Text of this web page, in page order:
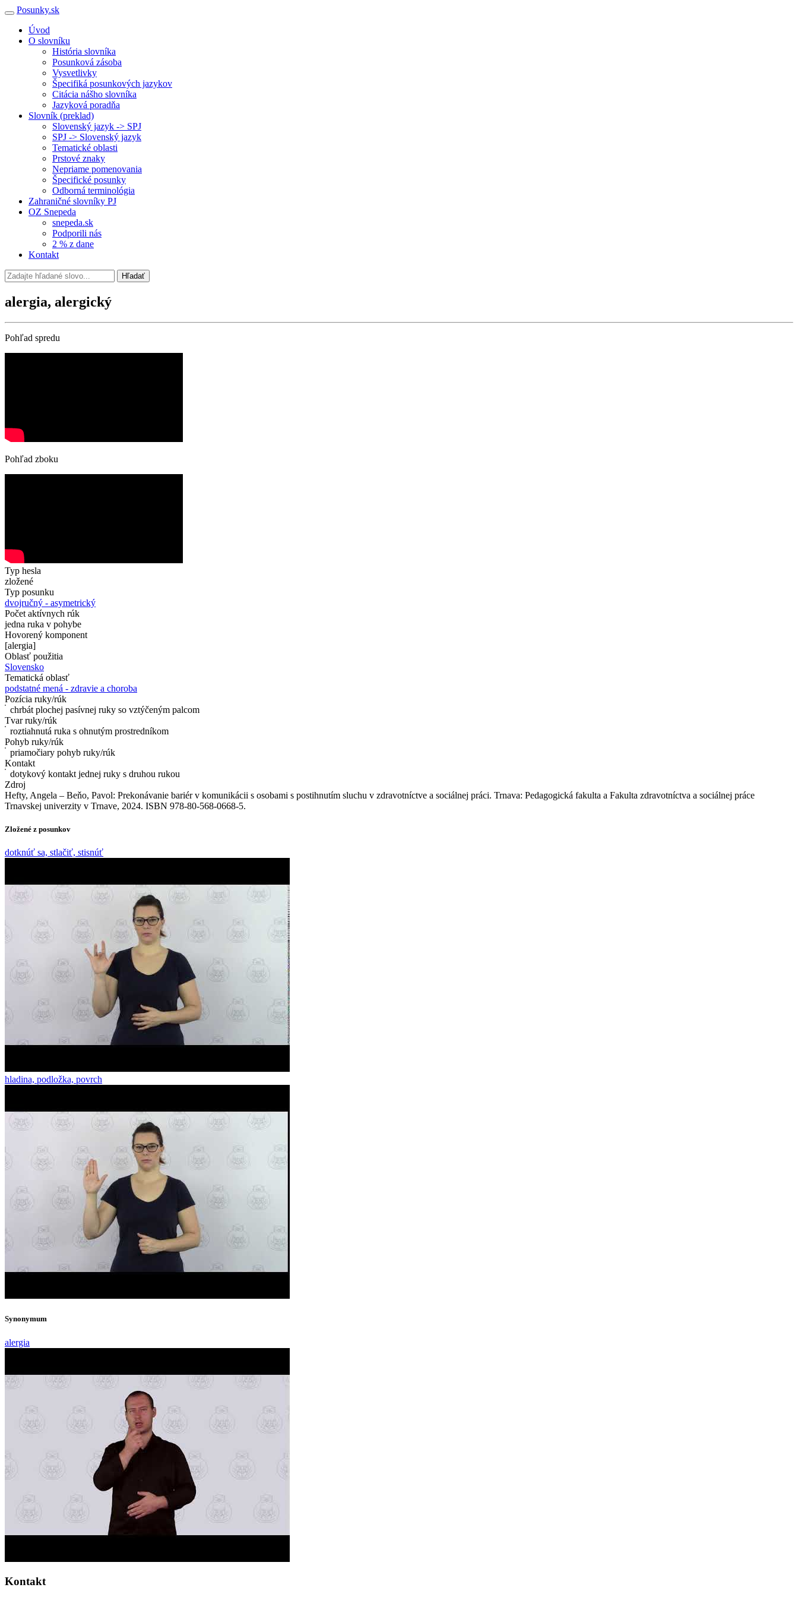
Posunky.sk
Úvod
O slovníku
História slovníka
Posunková zásoba
Vysvetlivky
Špecifiká posunkových jazykov
Citácia nášho slovníka
Jazyková poradňa
Slovník (preklad)
Slovenský jazyk -> SPJ
SPJ -> Slovenský jazyk
Tematické oblasti
Prstové znaky
Nepriame pomenovania
Špecifické posunky
Odborná terminológia
Zahraničné slovníky PJ
OZ Snepeda
snepeda.sk
Podporili nás
2 % z dane
Kontakt
Hľadať
alergia, alergický
Pohľad spredu
Pohľad zboku
Typ hesla
zložené
Typ posunku
dvojručný - asymetrický
Počet aktívnych rúk
jedna ruka v pohybe
Hovorený komponent
[alergia]
Oblasť použitia
Slovensko
Tematická oblasť
podstatné mená - zdravie a choroba
Pozícia ruky/rúk
chrbát plochej pasívnej ruky so vztýčeným palcom
Tvar ruky/rúk
roztiahnutá ruka s ohnutým prostredníkom
Pohyb ruky/rúk
priamočiary pohyb ruky/rúk
Kontakt
dotykový kontakt jednej ruky s druhou rukou
Zdroj
Hefty, Angela – Beňo, Pavol: Prekonávanie bariér v komunikácii s osobami s postihnutím sluchu v zdravotníctve a sociálnej práci. Trnava: Pedagogická fakulta a Fakulta zdravotníctva a sociálnej práce
Trnavskej univerzity v Trnave, 2024. ISBN 978­‑80­‑568­‑0668­‑5.
Zložené z posunkov
dotknúť sa, stlačiť, stisnúť
hladina, podložka, povrch
Synonymum
alergia
Kontakt